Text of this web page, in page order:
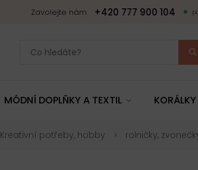
Zavolejte nám +420 777 900 104
MÓDNÍ DOPLŇKY A TEXTIL
Kreativní potřeby, hobby rolničky,